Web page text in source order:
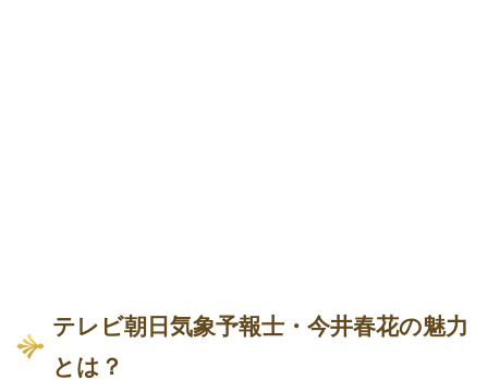
テレビ朝日気象予報士・今井春花の魅力
とは？